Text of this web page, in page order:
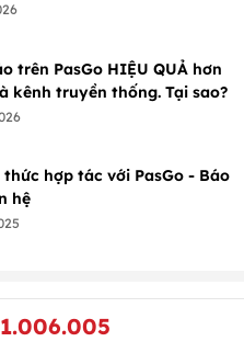
trên PasGo HIỆU QUẢ hơn
kênh truyền thống. Tại sao?
thức hợp tác với PasGo - Báo
hệ